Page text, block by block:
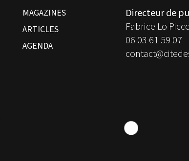
MAGAZINES
ARTICLES
AGENDA
Directeur de
Fabrice Lo
06 03 61 59 07